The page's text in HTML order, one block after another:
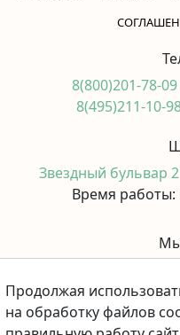
8(800)201-78-09
8(495)211-10-
Звездный бульвар
Время работы:
Мы
Продолжая
на обработку файлов